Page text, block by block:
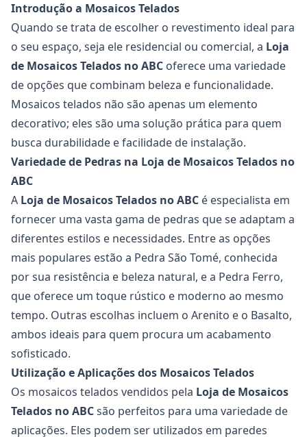
Introdução a Mosaicos Telados
Quando se trata de escolher o revestimento ideal para
o seu espaço, seja ele residencial ou comercial, a Loja
de Mosaicos Telados no ABC oferece uma variedade
de opções que combinam beleza e funcionalidade.
Mosaicos telados não são apenas um elemento
decorativo; eles são uma solução prática para quem
busca durabilidade e facilidade de instalação.
Variedade de Pedras na Loja de Mosaicos Telados no
ABC
A Loja de Mosaicos Telados no ABC é especialista em
fornecer uma vasta gama de pedras que se adaptam a
diferentes estilos e necessidades. Entre as opções
mais populares estão a Pedra São Tomé, conhecida
por sua resistência e beleza natural, e a Pedra Ferro,
que oferece um toque rústico e moderno ao mesmo
tempo. Outras escolhas incluem o Arenito e o Basalto,
ambos ideais para quem procura um acabamento
sofisticado.
Utilização e Aplicações dos Mosaicos Telados
Os mosaicos telados vendidos pela Loja de Mosaicos
Telados no ABCsão perfeitos para uma variedade de
aplicações. Eles podem ser utilizados em paredes